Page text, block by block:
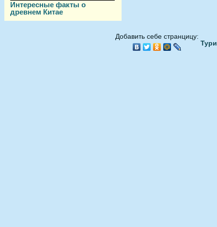
Интересные факты о
древнем Китае
Добавить себе странцицу: